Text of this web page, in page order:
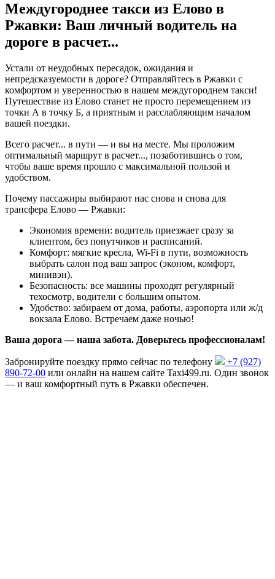
Междугороднее такси из Елово в
Ржавки: Ваш личный водитель на
дороге в расчет...
Устали от неудобных пересадок, ожидания и
непредсказуемости в дороге? Отправляйтесь в Ржавки с
комфортом и уверенностью в нашем междугороднем такси!
Путешествие из Елово станет не просто перемещением из
точки А в точку Б, а приятным и расслабляющим началом
вашей поездки.
Всего расчет... в пути — и вы на месте. Мы проложим
оптимальный маршрут в расчет..., позаботившись о том,
чтобы ваше время прошло с максимальной пользой и
удобством.
Почему пассажиры выбирают нас снова и снова для
трансфера Елово — Ржавки:
Экономия времени: водитель приезжает сразу за
клиентом, без попутчиков и расписаний.
Комфорт: мягкие кресла, Wi-Fi в пути, возможность
выбрать салон под ваш запрос (эконом, комфорт,
минивэн).
Безопасность: все машины проходят регулярный
техосмотр, водители с большим опытом.
Удобство: забираем от дома, работы, аэропорта или ж/д
вокзала Елово. Встречаем даже ночью!
Ваша дорога — наша забота. Доверьтесь профессионалам!
Забронируйте поездку прямо сейчас по телефону
+7 (927)
890-72-00 или онлайн на нашем сайте Taxi499.ru. Один звонок
— и ваш комфортный путь в Ржавки обеспечен.